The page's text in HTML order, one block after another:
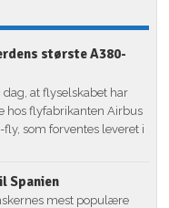
største A380-
at flyselskabet har
hos flyfabrikanten Airbus
som forventes leveret i
Spanien
mest populære